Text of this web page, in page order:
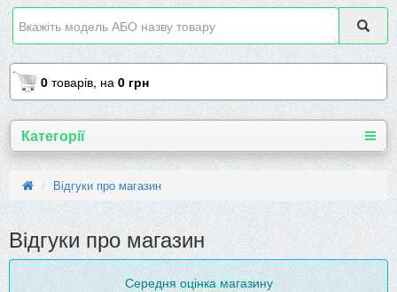
0 товарів, на 0 грн
Категорії
Відгуки про магазин
Відгуки про магазин
Середня оцінка магазину